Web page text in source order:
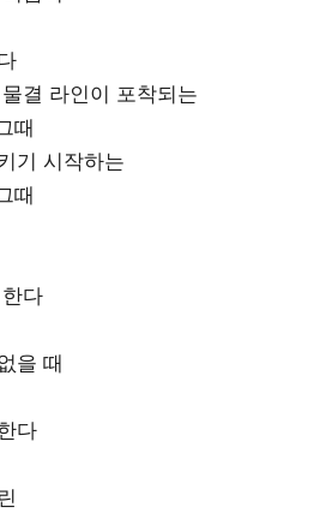
결 라인이 포착되는
때
기 시작하는
때
다
을 때
다